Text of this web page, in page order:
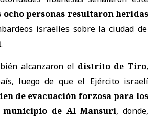
ocho personas resultaron heridas
israelíes sobre la ciudad de
.
alcanzaron el distrito de Tiro,
luego de que el Ejército israelí
de evacuación forzosa para los
municipio de Al Mansuri, donde,